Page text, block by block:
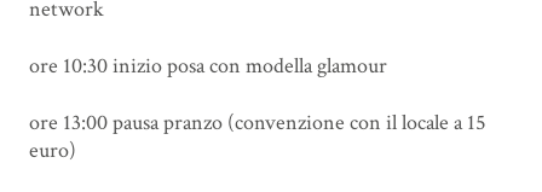
network
ore 10:30 inizio posa con modella glamour
ore 13:00 pausa pranzo (convenzione con il locale a 15
euro)